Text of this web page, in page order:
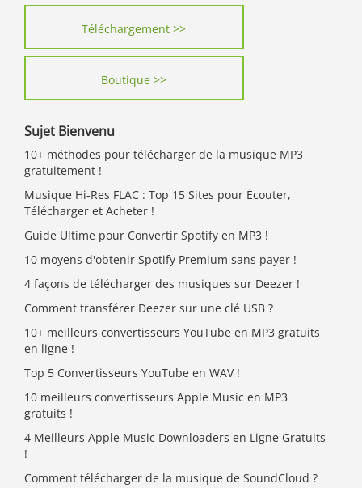
Téléchargement >>
Boutique >>
Sujet Bienvenu
10+ méthodes pour télécharger de la musique MP3
gratuitement !
Musique Hi-Res FLAC : Top 15 Sites pour Écouter,
Télécharger et Acheter !
Guide Ultime pour Convertir Spotify en MP3 !
10 moyens d'obtenir Spotify Premium sans payer !
4 façons de télécharger des musiques sur Deezer !
Comment transférer Deezer sur une clé USB ?
10+ meilleurs convertisseurs YouTube en MP3 gratuits
en ligne !
Top 5 Convertisseurs YouTube en WAV !
10 meilleurs convertisseurs Apple Music en MP3
gratuits !
4 Meilleurs Apple Music Downloaders en Ligne Gratuits
!
Comment télécharger de la musique de SoundCloud ?